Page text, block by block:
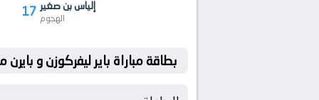
17 إلياس بن صغير
الهجوم
بطاقة مباراة باير ليفركوزن و بايرن